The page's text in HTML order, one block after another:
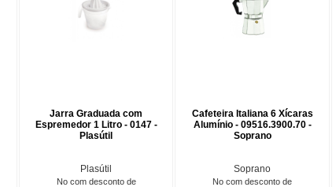
Jarra Graduada com
Espremedor 1 Litro - 0147 -
Plasútil
Plasútil
No com desconto de
Cafeteira Italiana 6 Xícaras
Alumínio - 09516.3900.70 -
Soprano
Soprano
No com desconto de